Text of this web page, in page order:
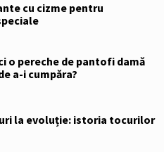
cu cizme pentru
o pereche de pantofi damă
a-i cumpăra?
la evoluție: istoria tocurilor